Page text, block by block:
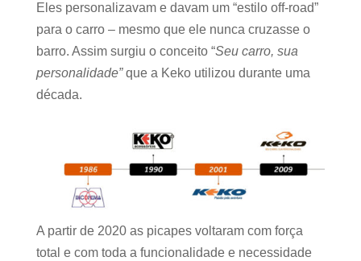
Eles personalizavam e davam um “estilo off-road”
para o carro – mesmo que ele nunca cruzasse o
barro. Assim surgiu o conceito “Seu carro, sua
personalidade”que a Keko utilizou durante uma
década.
A partir de 2020 as picapes voltaram com força
total e com toda a funcionalidade e necessidade